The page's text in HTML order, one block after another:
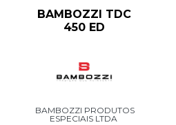
BAMBOZZI TDC
450 ED
BAMBOZZI PRODUTOS
ESPECIAIS LTDA